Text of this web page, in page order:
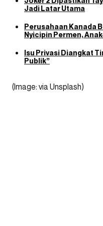
Jadi Latar Utama
Perusahaan Kanada
Nyicipin Permen,
Isu Privasi Diangkat
Publik”
(Image: via Unsplash)